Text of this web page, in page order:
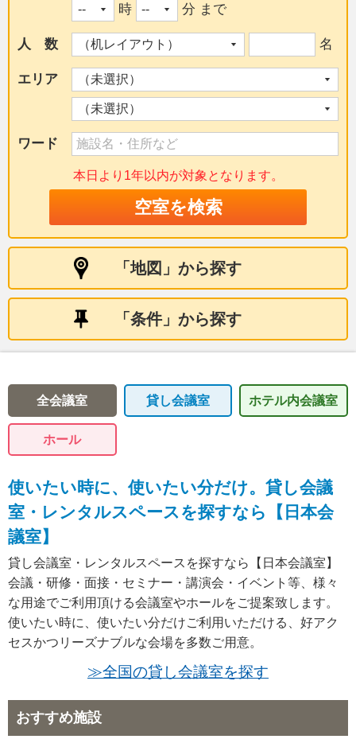
時
分 まで
人 数 名
エリア
ワード
本日より1年以内が対象となります。
全会議室 貸し会議室 ホテル内会議室
ホール
使いたい時に、使いたい分だけ。貸し会議
室・レンタルスペースを探すなら【日本会
議室】
貸し会議室・レンタルスペースを探すなら【日本会議室】
会議・研修・面接・セミナー・講演会・イベント等、様々
な用途でご利用頂ける会議室やホールをご提案致します。
使いたい時に、使いたい分だけご利用いただける、好アク
セスかつリーズナブルな会場を多数ご用意。
≫全国の貸し会議室を探す
おすすめ施設